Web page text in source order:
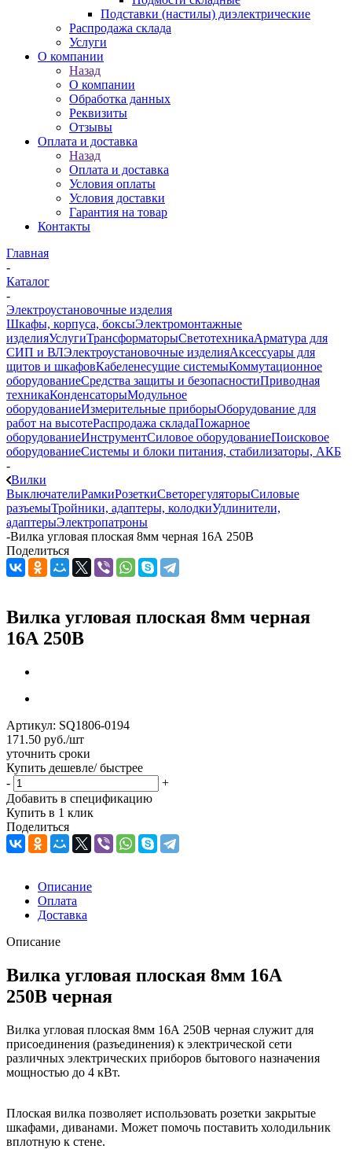
Подставки (настилы) диэлектрические
Распродажа склада
Услуги
О компании
Назад
О компании
Обработка данных
Реквизиты
Отзывы
Оплата и доставка
Назад
Оплата и доставка
Условия оплаты
Условия доставки
Гарантия на товар
Контакты
Главная
-
Каталог
-
Электроустановочные изделия
Шкафы, корпуса, боксыЭлектромонтажные
изделияУслугиТрансформаторыСветотехникаАрматура для
СИП и ВЛЭлектроустановочные изделияАксессуары для
щитов и шкафовКабеленесущие системыКоммутационное
оборудованиеСредства защиты и безопасностиПриводная
техникаКонденсаторыМодульное
оборудованиеИзмерительные приборыОборудование для
работ на высотеРаспродажа складаПожарное
оборудованиеИнструментСиловое оборудованиеПоисковое
оборудованиеСистемы и блоки питания, стабилизаторы, АКБ
-
Вилки
ВыключателиРамкиРозеткиСветорегуляторыСиловые
разъемыТройники, адаптеры, колодкиУдлинители,
адаптерыЭлектропатроны
-Вилка угловая плоская 8мм черная 16А 250В
Поделиться
Вилка угловая плоская 8мм черная
16А 250В
Артикул: SQ1806-0194
171.50 руб./шт
уточнить сроки
Купить дешевле/ быстрее
-
+
Добавить в спецификацию
Купить в 1 клик
Поделиться
Описание
Оплата
Доставка
Описание
Вилка угловая плоская 8мм 16А
250В черная
Вилка угловая плоская 8мм 16А 250В черная служит для
присоединения (разъединения) к электрической сети
различных электрических приборов бытового назначения
мощностью до 4 кВт.
Плоская вилка позволяет использовать розетки закрытые
шкафами, диванами. Может помочь поставить холодильник
вплотную к стене.